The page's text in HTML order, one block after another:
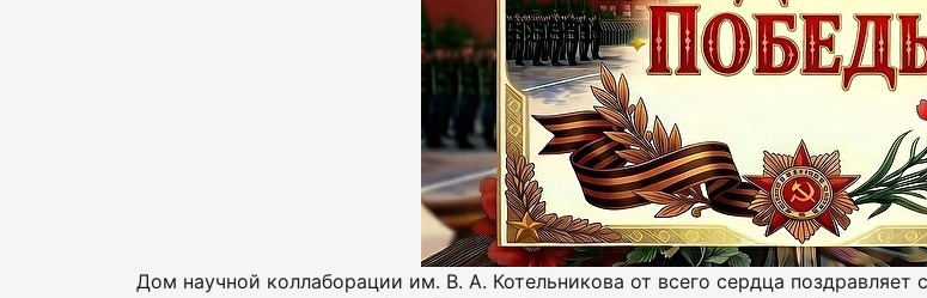
Дом научной коллаборации им. В. А. Котельникова от всего сердца